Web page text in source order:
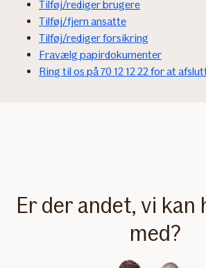
Tilføj/rediger brugere
Tilføj/fjern ansatte
Tilføj/rediger forsikring
Fravælg papirdokumenter
Ring til os på 70 12 12 22 for at
Er der andet, vi
med?